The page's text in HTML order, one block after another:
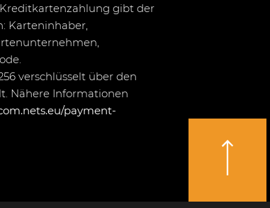
gibt der
Karteninhaber,
verschlüsselt über den
Nähere Informationen
payment-